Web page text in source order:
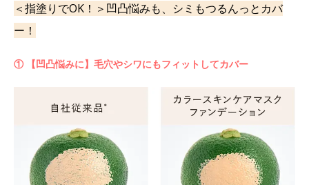
＜指塗りでOK！＞凹凸悩みも、シミもつるんっとカバ
ー！
① 【凹凸悩みに】毛穴やシワにもフィットしてカバー